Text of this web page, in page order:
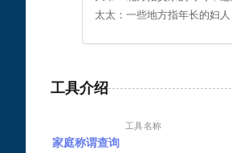
太太：一些地方指年长的妇
工具介绍
工具名称
家庭称谓查询